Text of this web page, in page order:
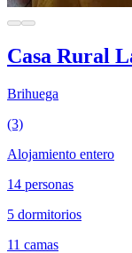
Casa Rural
Brihuega
(3)
Alojamiento entero
14 personas
5 dormitorios
11 camas